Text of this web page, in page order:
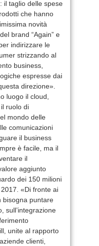
il taglio delle spese
che hanno
novità
brand “Again” e
indirizzare le
strizzando al
business,
espresse dai
direzione».
luogo il cloud,
ruolo di
mondo delle
comunicazioni
il business
è facile, ma il
il
aggiunto
dei 150 milioni
«Di fronte ai
bisogna puntare
sull’integrazione
unite al rapporto
clienti,